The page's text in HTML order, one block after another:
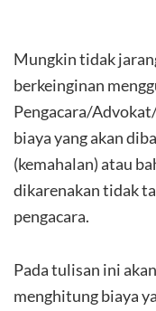
Mungkin tidak
berkeinginan
Pengacara/
biaya yang akan
(kemahalan) atau
dikarenakan tidak
pengacara.
Pada tulisan ini
menghitung biaya